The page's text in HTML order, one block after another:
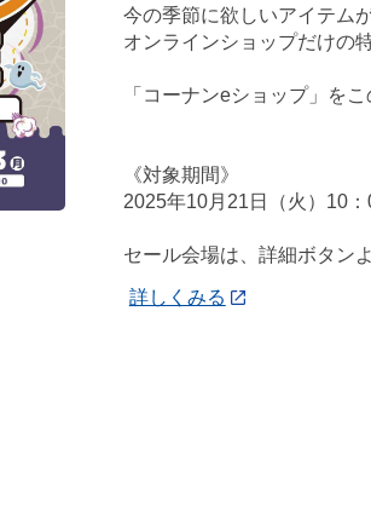
今の季節に欲しいアイテム
オンラインショップだけの
「コーナンeショップ」を
《対象期間》
2025年10月21日（火）10
セール会場は、詳細ボタン
詳しくみる